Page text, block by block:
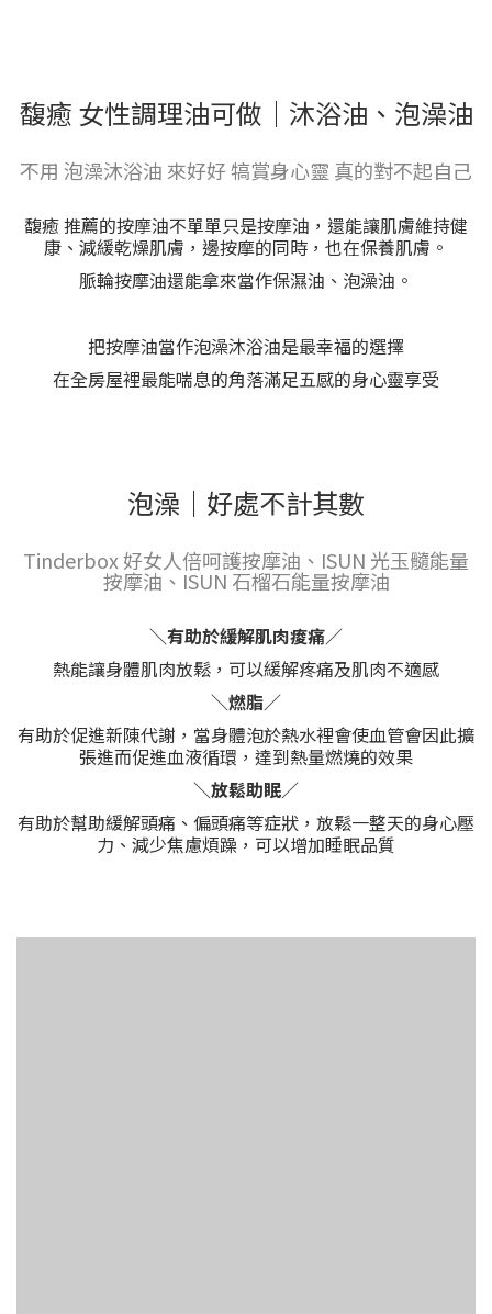
馥癒 女性調理油可做｜沐浴油、泡澡油
不用 泡澡沐浴油 來好好 犒賞身心靈 真的對不起自己
馥癒 推薦的按摩油不單單只是按摩油，還能讓肌膚維持健
康、減緩乾燥肌膚，邊按摩的同時，也在保養肌膚。
脈輪按摩油還能拿來當作保濕油、泡澡油。
把按摩油當作泡澡沐浴油是最幸福的選擇
在全房屋裡最能喘息的角落滿足五感的身心靈享受
泡澡｜好處不計其數
Tinderbox 好女人倍呵護按摩油、ISUN 光玉髓能量
按摩油、ISUN 石榴石能量按摩油
＼有助於緩解肌肉痠痛／
熱能讓身體肌肉放鬆，可以緩解疼痛及肌肉不適感
＼燃脂／
有助於促進新陳代謝，當身體泡於熱水裡會使血管會因此擴
張進而促進血液循環，達到熱量燃燒的效果
＼放鬆助眠／
有助於幫助緩解頭痛、偏頭痛等症狀，放鬆一整天的身心壓
力、減少焦慮煩躁，可以增加睡眠品質